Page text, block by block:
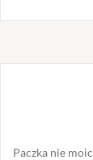
Paczka nie